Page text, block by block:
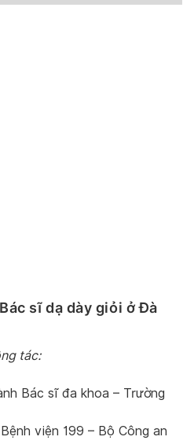
sĩ dạ dày giỏi ở Đà
tác:
Bác sĩ đa khoa – Trường
viện 199 – Bộ Công an